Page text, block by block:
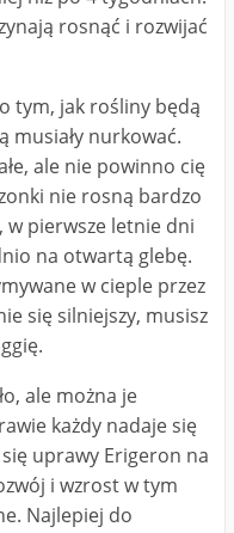
rosnąć i rozwijać
tym, jak rośliny będą
musiały nurkować.
ale nie powinno cię
nie rosną bardzo
pierwsze letnie dni
na otwartą glebę.
w cieple przez
się silniejszy, musisz
ale można je
każdy nadaje się
uprawy Erigeron na
i wzrost w tym
Najlepiej do